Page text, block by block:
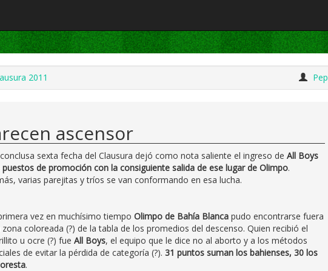
2011 Pep
ascensor
sexta fecha del Clausura dejó como nota saliente el ingreso de All Boys
puestos de promoción con la consiguiente salida de ese lugar de Olimpo.
varias parejitas y tríos se van conformando en esa lucha.
vez en muchísimo tiempo Olimpo de Bahía Blanca pudo encontrarse fuera
zona coloreada (?) de la tabla de los promedios del descenso. Quien recibió el
u ocre (?) fue All Boys, el equipo que le dice no al aborto y a los métodos
de evitar la pérdida de categoría (?). 31 puntos suman los bahienses, 30 los
.